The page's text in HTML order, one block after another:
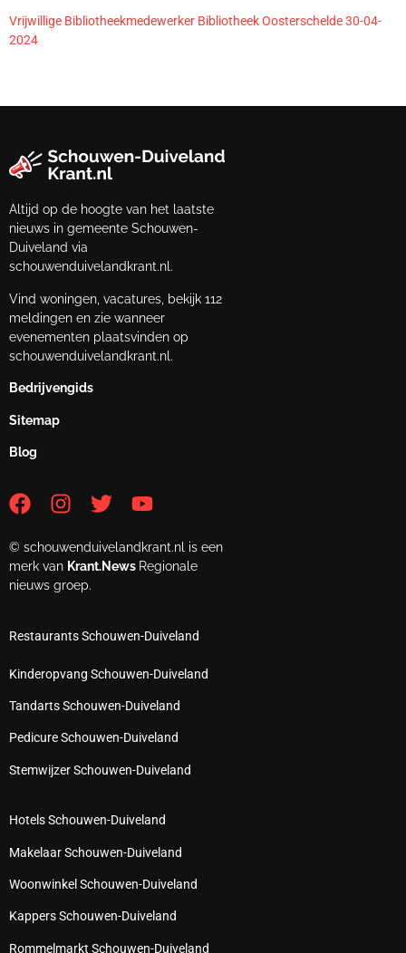
Vrijwillige Bibliotheekmedewerker Bibliotheek Oosterschelde 30-04-
2024
Altijd op de hoogte van het laatste
nieuws in gemeente Schouwen-
Duiveland via
schouwenduivelandkrant.nl.
Vind woningen, vacatures, bekijk 112
meldingen en zie wanneer
evenementen plaatsvinden op
schouwenduivelandkrant.nl.
Bedrijvengids
Sitemap
Blog
© schouwenduivelandkrant.nl is een
merk van Krant.News Regionale
nieuws groep.
Restaurants Schouwen-Duiveland
Kinderopvang Schouwen-Duiveland
Tandarts Schouwen-Duiveland
Pedicure Schouwen-Duiveland
Stemwijzer Schouwen-Duiveland
Hotels Schouwen-Duiveland
Makelaar Schouwen-Duiveland
Woonwinkel Schouwen-Duiveland
Kappers Schouwen-Duiveland
Rommelmarkt Schouwen-Duiveland